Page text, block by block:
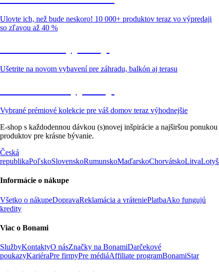
Ulovte ich, než bude neskoro! 10 000+ produktov teraz vo výpredaji
so zľavou až 40 %
Ušetrite na novom vybavení pre záhradu, balkón aj terasu
Vybrané prémiové kolekcie pre váš domov teraz výhodnejšie
E-shop s každodennou dávkou (s)novej inšpirácie a najširšou ponukou
produktov pre krásne bývanie.
Česká
republikaPoľskoSlovenskoRumunskoMaďarskoChorvátskoLitva
Informácie o nákupe
Všetko o nákupeDopravaReklamácia a vráteniePlatbaAko fungujú
kredity
Viac o Bonami
SlužbyKontaktyO násZnačky na BonamiDarčekové
poukazyKariéraPre firmyPre médiáAffiliate programBonamiStar